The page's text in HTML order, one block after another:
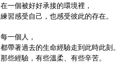
在一個被好好承接的環境裡，
練習感受自己，也感受彼此的存在。
每一個人，
都帶著過去的生命經驗走到此時此刻。
那些經驗，有些溫柔、有些辛苦。